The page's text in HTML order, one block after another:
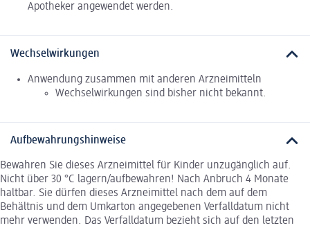
Apotheker angewendet werden.
Wechselwirkungen
Anwendung zusammen mit anderen Arzneimitteln
Wechselwirkungen sind bisher nicht bekannt.
Aufbewahrungshinweise
Bewahren Sie dieses Arzneimittel für Kinder unzugänglich auf.
Nicht über 30 °C lagern/aufbewahren! Nach Anbruch 4 Monate
haltbar. Sie dürfen dieses Arzneimittel nach dem auf dem
Behältnis und dem Umkarton angegebenen Verfalldatum nicht
mehr verwenden. Das Verfalldatum bezieht sich auf den letzten